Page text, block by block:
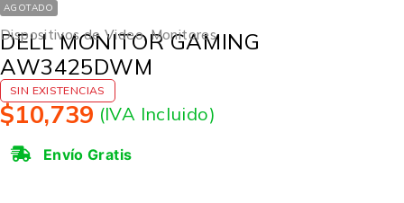
AGOTADO
Dispositivos de Video, Monitores
DELL MONITOR GAMING
AW3425DWM
SIN EXISTENCIAS
$10,739 (IVA Incluido)
Envío Gratis